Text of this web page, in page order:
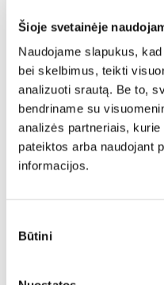
Šioje svetainėje
Naudojame slapukus,
bei skelbimus, teikti
analizuoti srautą. Be to,
bendriname su
analizės partneriais,
pateiktos arba naudojant
informacijos.
pasirinkimas
Būtini